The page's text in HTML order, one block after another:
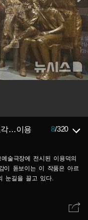
각…이용
8/320
술극장에 전시된 이용덕의
이 돋보이는 이 작품은 아르
눈길을 끌고 있다.